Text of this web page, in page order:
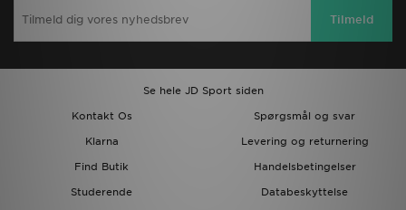
Tilmeld
Se hele JD Sport siden
Kontakt Os
Spørgsmål og svar
Klarna
Levering og returnering
Find Butik
Handelsbetingelser
Studerende
Databeskyttelse